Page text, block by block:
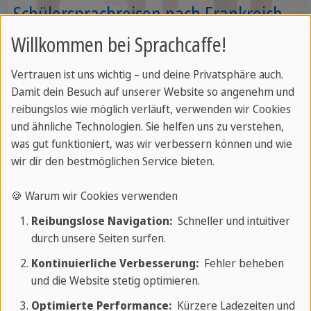
Schülersprachreisen nach Frankreich
Für Schüler ab 14 Jahren mit rundum
Betreuung
Frankreich Reiseführer
unserem Reiseführer für Frankreich vor.
Zum Reiseführer
Fragen und Antworten über Frankreich
Willkommen bei Sprachcaffe!
Vertrauen ist uns wichtig – und deine Privatsphäre auch.
Damit dein Besuch auf unserer Website so angenehm und
reibungslos wie möglich verläuft, verwenden wir Cookies
und ähnliche Technologien. Sie helfen uns zu verstehen,
was gut funktioniert, was wir verbessern können und wie
wir dir den bestmöglichen Service bieten.
🍪 Warum wir Cookies verwenden
Reibungslose Navigation:Schneller und intuitiver
durch unsere Seiten surfen.
Kontinuierliche Verbesserung:Fehler beheben
und die Website stetig optimieren.
Optimierte Performance:Kürzere Ladezeiten und